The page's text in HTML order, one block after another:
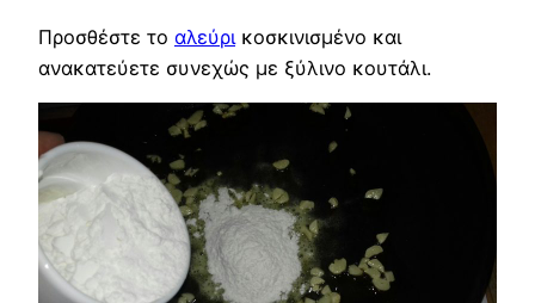
Προσθέστε το αλεύρικοσκινισμένο και
ανακατεύετε συνεχώς με ξύλινο κουτάλι.